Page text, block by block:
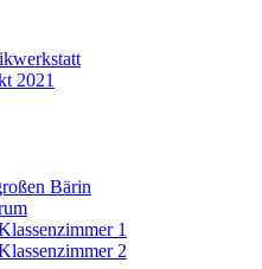
2021
Bärin
1
2